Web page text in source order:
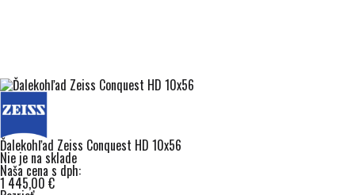
Ďalekohľad Zeiss Conquest HD 10x56
Nie je na sklade
Naša cena s dph:
1 445,00 €